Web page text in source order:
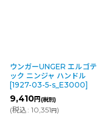
ウンガーUNGER エルゴテ
ック ニンジャ ハンドル
[1927-03-5-s_E3000]
9,410円(税別)
(税込: 10,351円)